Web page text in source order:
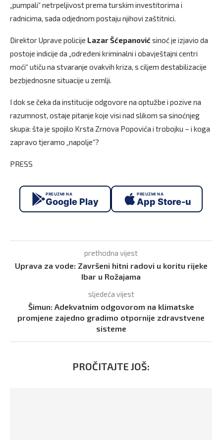
„pumpali“ netrpeljivost prema turskim investitorima i
radnicima, sada odjednom postaju njihovi zaštitnici.
Direktor Uprave policije Lazar Šćepanović sinoć je izjavio da
postoje indicije da „određeni kriminalni i obavještajni centri
moći“ utiču na stvaranje ovakvih kriza, s ciljem destabilizacije
bezbjednosne situacije u zemlji.
I dok se čeka da institucije odgovore na optužbe i pozive na
razumnost, ostaje pitanje koje visi nad slikom sa sinoćnjeg
skupa: šta je spojilo Krsta Zrnova Popovića i trobojku – i koga
zapravo tjeramo „napolje“?
PRESS
PREUZMI NA
Google Play
PREUZMI NA
App Store-u
prethodna vijest
Uprava za vode: Završeni hitni radovi u koritu rijeke
Ibar u Rožajama
sljedeća vijest
Šimun: Adekvatnim odgovorom na klimatske
promjene zajedno gradimo otpornije zdravstvene
sisteme
PROČITAJTE JOŠ: